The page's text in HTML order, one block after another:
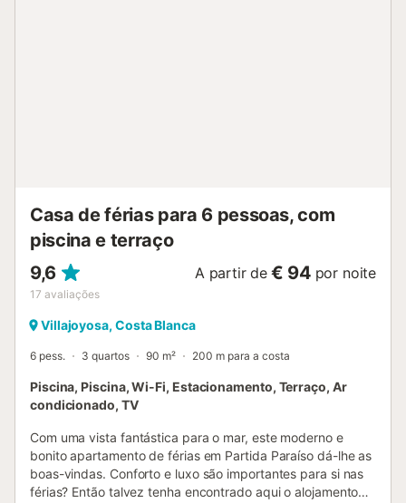
Casa de férias para 6 pessoas, com
piscina e terraço
9,6
17 avaliações
A partir de € 94 por noite
Villajoyosa, Costa Blanca
6 pess. 3 quartos 90 m² 200 m para a costa
Piscina, Piscina, Wi-Fi, Estacionamento, Terraço, Ar
condicionado, TV
Com uma vista fantástica para o mar, este moderno e
bonito apartamento de férias em Partida Paraíso dá-lhe as
boas-vindas. Conforto e luxo são importantes para si nas
férias? Então talvez tenha encontrado aqui o alojamento